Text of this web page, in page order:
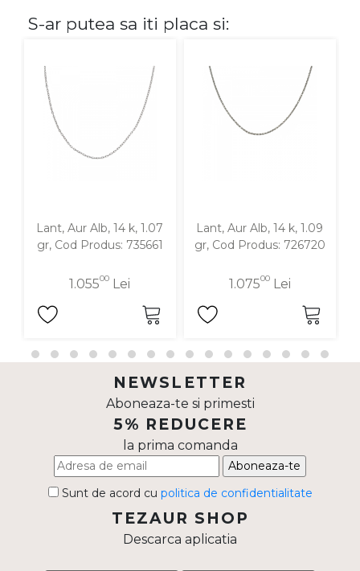
Cu pietre
Diamante
S-ar putea sa iti placa si:
Lant, Aur Alb, 14 k, 1.07
gr, Cod Produs: 735661
1.05500 Lei
Lant, Aur Alb, 14 k, 1.09
gr, Cod Produs: 726720
1.07500Lei
NEWSLETTER
Aboneaza-te si primesti
5% REDUCERE
la prima comanda
Aboneaza-te
Sunt de acord cu politica de confidentialitate
TEZAUR SHOP
Descarca aplicatia